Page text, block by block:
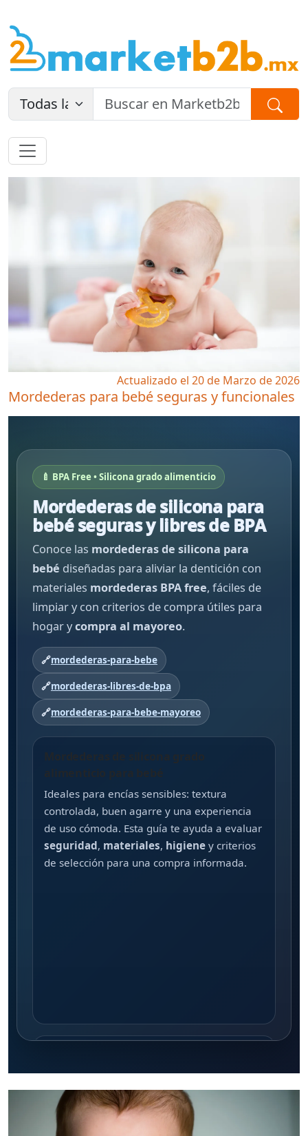
Actualizado el 20 de Marzo de 2026
Mordederas para bebé seguras y funcionales
🍼 BPA Free • Silicona grado alimenticio
Mordederas de silicona para
bebé seguras y libres de BPA
Conoce las mordederas de silicona para
bebé diseñadas para aliviar la dentición con
materiales mordederas BPA free, fáciles de
limpiar y con criterios de compra útiles para
hogar ycompra al mayoreo.
🔗mordederas-para-bebe
🔗mordederas-libres-de-bpa
🔗mordederas-para-bebe-mayoreo
Ideales para encías sensibles: textura
controlada, buen agarre y una experiencia
de uso cómoda. Esta guía te ayuda a evaluar
seguridad, materiales, higiene y criterios
de selección para una compra informada.
Padres y cuidadores, guarderías y
compradores B2B que requieren
especificaciones claras:BPA free
durabilidad, empaque y consistencia de